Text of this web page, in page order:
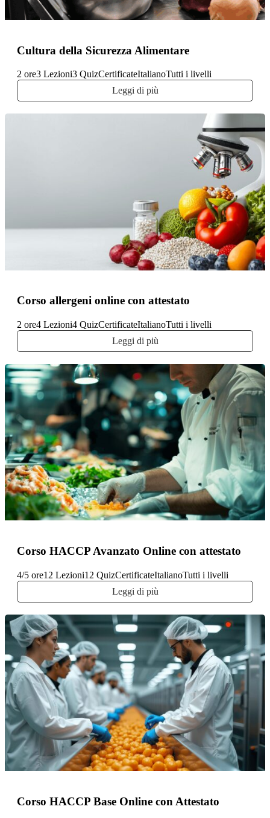
Cultura della Sicurezza Alimentare
2 ore3 Lezioni3 QuizCertificateItalianoTutti i livelli
Leggi di più
Corso allergeni online con attestato
2 ore4 Lezioni4 QuizCertificateItalianoTutti i livelli
Leggi di più
Corso HACCP Avanzato Online con attestato
4/5 ore12 Lezioni12 QuizCertificateItalianoTutti i livelli
Leggi di più
Corso HACCP Base Online con Attestato